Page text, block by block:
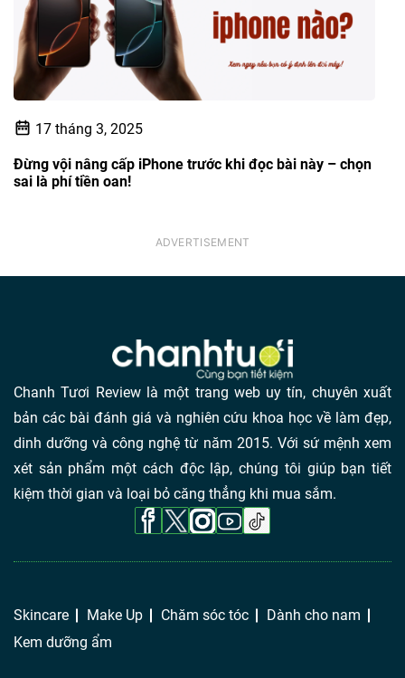
17 tháng 3, 2025
Đừng vội nâng cấp iPhone trước khi đọc bài này – chọn
sai là phí tiền oan!
Chanh Tươi Review là một trang web uy tín, chuyên xuất
bản các bài đánh giá và nghiên cứu khoa học về làm đẹp,
dinh dưỡng và công nghệ từ năm 2015. Với sứ mệnh xem
xét sản phẩm một cách độc lập, chúng tôi giúp bạn tiết
kiệm thời gian và loại bỏ căng thẳng khi mua sắm.
Skincare Make Up Chăm sóc tóc
Dành cho nam
Kem dưỡng ẩm